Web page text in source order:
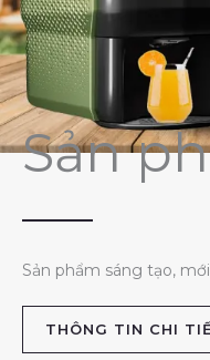
Sản
Sản phẩm sáng tạo,
THÔNG TIN CHI